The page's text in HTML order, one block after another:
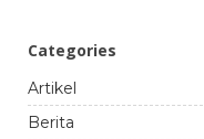
Categories
Artikel
Berita